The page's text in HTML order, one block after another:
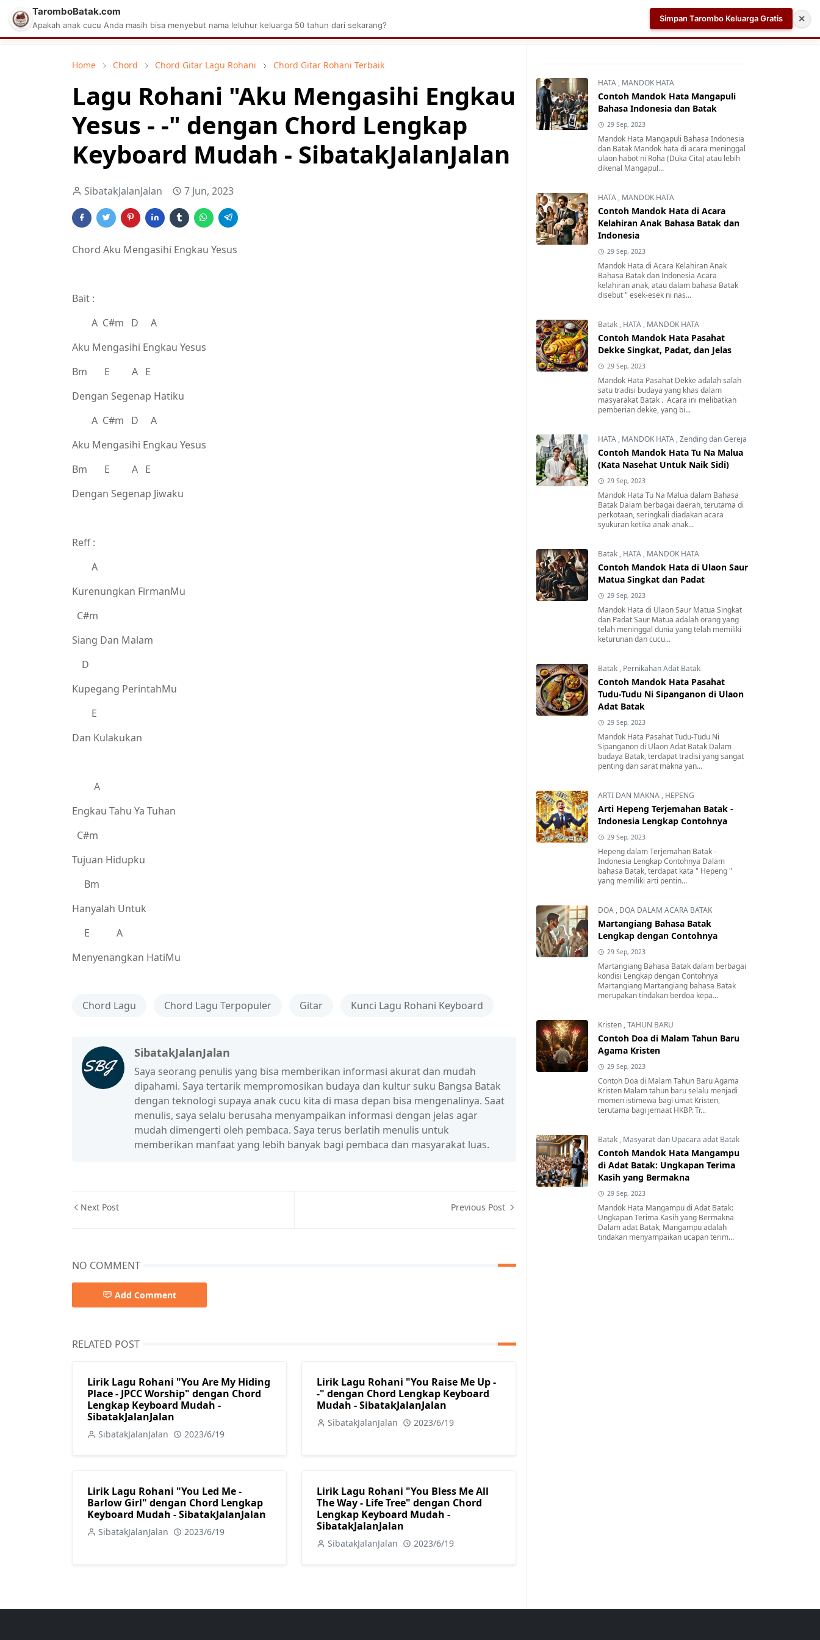
Matius Celcius Sinaga Aplikasi Pabrik Kelapa Sawit Tarombo Batak Aplikasi AI Teleprompter dan Pembuat Skrip Video
Home Chord Chord Gitar Lagu Rohani Chord Gitar Rohani Terbaik
Lagu Rohani "Aku Mengasihi Engkau
Yesus - -" dengan Chord Lengkap
Keyboard Mudah - SibatakJalanJalan
SibatakJalanJalan 7 Jun, 2023
Chord Aku Mengasihi Engkau Yesus
Bait :
A C#m D A
Aku Mengasihi Engkau Yesus
Bm E A E
Dengan Segenap Hatiku
A C#m D A
Aku Mengasihi Engkau Yesus
Bm E A E
Dengan Segenap Jiwaku
Reff :
A
Kurenungkan FirmanMu
C#m
Siang Dan Malam
D
Kupegang PerintahMu
E
Dan Kulakukan
A
Engkau Tahu Ya Tuhan
C#m
Tujuan Hidupku
Bm
Hanyalah Untuk
E A
Menyenangkan HatiMu
Chord Lagu Chord Lagu Terpopuler Gitar Kunci Lagu Rohani Keyboard
SibatakJalanJalan
Saya seorang penulis yang bisa memberikan informasi akurat dan mudah
dipahami. Saya tertarik mempromosikan budaya dan kultur suku Bangsa Batak
dengan teknologi supaya anak cucu kita di masa depan bisa mengenalinya. Saat
menulis, saya selalu berusaha menyampaikan informasi dengan jelas agar
mudah dimengerti oleh pembaca. Saya terus berlatih menulis untuk
memberikan manfaat yang lebih banyak bagi pembaca dan masyarakat luas.
Next Post Previous Post
NO COMMENT
Add Comment
RELATED POST
Lirik Lagu Rohani "You Are My Hiding
Place - JPCC Worship" dengan Chord
Lengkap Keyboard Mudah -
SibatakJalanJalan
SibatakJalanJalan 2023/6/19
Lirik Lagu Rohani "You Raise Me Up -
-" dengan Chord Lengkap Keyboard
Mudah - SibatakJalanJalan
SibatakJalanJalan 2023/6/19
Lirik Lagu Rohani "You Led Me -
Barlow Girl" dengan Chord Lengkap
Keyboard Mudah - SibatakJalanJalan
SibatakJalanJalan 2023/6/19
Lirik Lagu Rohani "You Bless Me All
The Way - Life Tree" dengan Chord
Lengkap Keyboard Mudah -
SibatakJalanJalan
SibatakJalanJalan 2023/6/19
HATA , MANDOK HATA
Contoh Mandok Hata Mangapuli
Bahasa Indonesia dan Batak
29 Sep, 2023
Mandok Hata Mangapuli Bahasa Indonesia
dan Batak Mandok hata di acara meninggal
ulaon habot ni Roha (Duka Cita) atau lebih
dikenal Mangapul...
HATA , MANDOK HATA
Contoh Mandok Hata di Acara
Kelahiran Anak Bahasa Batak dan
Indonesia
29 Sep, 2023
Mandok Hata di Acara Kelahiran Anak
Bahasa Batak dan Indonesia Acara
kelahiran anak, atau dalam bahasa Batak
disebut " esek-esek ni nas...
Batak , HATA , MANDOK HATA
Contoh Mandok Hata Pasahat
Dekke Singkat, Padat, dan Jelas
29 Sep, 2023
Mandok Hata Pasahat Dekke adalah salah
satu tradisi budaya yang khas dalam
masyarakat Batak . Acara ini melibatkan
pemberian dekke, yang bi...
HATA , MANDOK HATA ,Zending dan Gereja
Contoh Mandok Hata Tu Na Malua
(Kata Nasehat Untuk Naik Sidi)
29 Sep, 2023
Mandok Hata Tu Na Malua dalam Bahasa
Batak Dalam berbagai daerah, terutama di
perkotaan, seringkali diadakan acara
syukuran ketika anak-anak...
Batak , HATA , MANDOK HATA
Contoh Mandok Hata di Ulaon Saur
Matua Singkat dan Padat
29 Sep, 2023
Mandok Hata di Ulaon Saur Matua Singkat
dan Padat Saur Matua adalah orang yang
telah meninggal dunia yang telah memiliki
keturunan dan cucu...
Batak , Pernikahan Adat Batak
Contoh Mandok Hata Pasahat
Tudu-Tudu Ni Sipanganon di Ulaon
Adat Batak
29 Sep, 2023
Mandok Hata Pasahat Tudu-Tudu Ni
Sipanganon di Ulaon Adat Batak Dalam
budaya Batak, terdapat tradisi yang sangat
penting dan sarat makna yan...
ARTI DAN MAKNA , HEPENG
Arti Hepeng Terjemahan Batak -
Indonesia Lengkap Contohnya
29 Sep, 2023
Hepeng dalam Terjemahan Batak -
Indonesia Lengkap Contohnya Dalam
bahasa Batak, terdapat kata " Hepeng "
yang memiliki arti pentin...
DOA , DOA DALAM ACARA BATAK
Martangiang Bahasa Batak
Lengkap dengan Contohnya
29 Sep, 2023
Martangiang Bahasa Batak dalam berbagai
kondisi Lengkap dengan Contohnya
Martangiang Martangiang bahasa Batak
merupakan tindakan berdoa kepa...
Kristen ,TAHUN BARU
Contoh Doa di Malam Tahun Baru
Agama Kristen
29 Sep, 2023
Contoh Doa di Malam Tahun Baru Agama
Kristen Malam tahun baru selalu menjadi
momen istimewa bagi umat Kristen,
terutama bagi jemaat HKBP. Tr...
Batak , Masyarat dan Upacara adat Batak
Contoh Mandok Hata Mangampu
di Adat Batak: Ungkapan Terima
Kasih yang Bermakna
29 Sep, 2023
Mandok Hata Mangampu di Adat Batak:
Ungkapan Terima Kasih yang Bermakna
Dalam adat Batak, Mangampu adalah
tindakan menyampaikan ucapan terim...
TaromboBatak.com
Apakah anak cucu Anda masih bisa menyebut nama leluhur keluarga 50 tahun dari sekarang?
Simpan Tarombo Keluarga Gratis ✕